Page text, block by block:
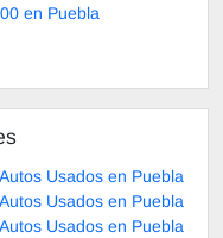
en Puebla
Usados en Puebla
Usados en Puebla
Usados en Puebla